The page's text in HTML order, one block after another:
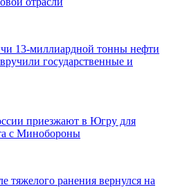
13-миллиардной тонны нефти
государственные и
приезжают в Югру для
с Минобороны
тяжелого ранения вернулся на